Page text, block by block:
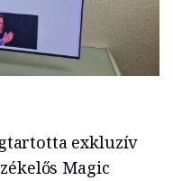
exkluzív
Magic